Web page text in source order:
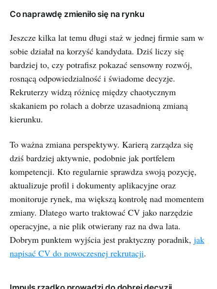
Co naprawdę zmieniło się na rynku
Jeszcze kilka lat temu długi staż w jednej firmie sam w
sobie działał na korzyść kandydata. Dziś liczy się
bardziej to, czy potrafisz pokazać sensowny rozwój,
rosnącą odpowiedzialność i świadome decyzje.
Rekruterzy widzą różnicę między chaotycznym
skakaniem po rolach a dobrze uzasadnioną zmianą
kierunku.
To ważna zmiana perspektywy. Karierą zarządza się
dziś bardziej aktywnie, podobnie jak portfelem
kompetencji. Kto regularnie sprawdza swoją pozycję,
aktualizuje profil i dokumenty aplikacyjne oraz
monitoruje rynek, ma większą kontrolę nad momentem
zmiany. Dlatego warto traktować CV jako narzędzie
operacyjne, a nie plik otwierany raz na dwa lata.
Dobrym punktem wyjścia jest praktyczny poradnik, jak
napisać CV do nowoczesnej rekrutacji.